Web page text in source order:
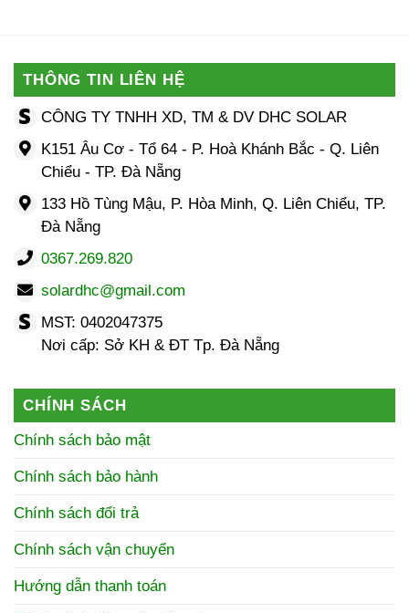
THÔNG TIN LIÊN HỆ
CÔNG TY TNHH XD, TM & DV DHC SOLAR
K151 Âu Cơ - Tổ 64 - P. Hoà Khánh Bắc - Q. Liên
Chiểu - TP. Đà Nẵng
133 Hồ Tùng Mậu, P. Hòa Minh, Q. Liên Chiểu, TP.
Đà Nẵng
0367.269.820
solardhc@gmail.com
MST: 0402047375
Nơi cấp: Sở KH & ĐT Tp. Đà Nẵng
CHÍNH SÁCH
Chính sách bảo mật
Chính sách bảo hành
Chính sách đổi trả
Chính sách vận chuyển
Hướng dẫn thanh toán